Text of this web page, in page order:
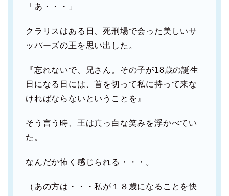
「あ・・・」
クラリスはある日、死刑場で会った美しいサ
ッパーズの王を思い出した。
『忘れないで、兄さん。その子が18歳の誕生
日になる日には、首を切って私に持って来な
ければならないということを』
そう言う時、王は真っ白な笑みを浮かべてい
た。
なんだか怖く感じられる・・・。
（あの方は・・・私が１８歳になることを快